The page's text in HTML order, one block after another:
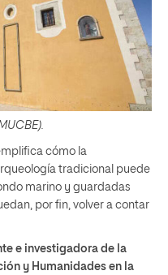
cómo la
tradicional puede
marino y guardadas
por fin, volver a contar
e investigadora de la
y Humanidades en la